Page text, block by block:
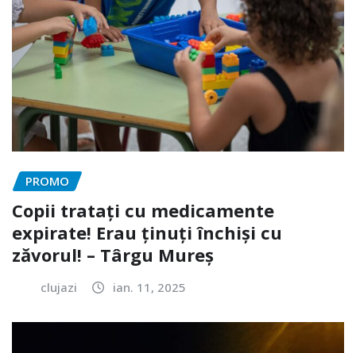
PROMO
Copii tratați cu medicamente
expirate! Erau ținuți închiși cu
zăvorul! – Târgu Mureș
clujazi ian. 11, 2025